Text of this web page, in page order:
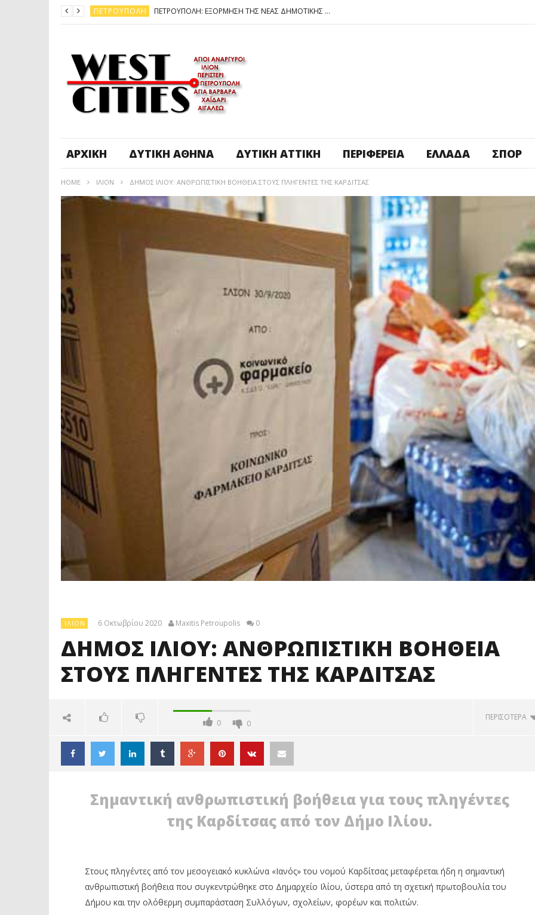
ΠΕΤΡΟΎΠΟΛΗ ΠΕΤΡΟΥΠΟΛΗ: ΕΞΟΡΜΗΣΗ ΤΗΣ ΝΕΑΣ ΔΗΜΟΤΙΚΗΣ ΑΡΧΗΣ ΣΤΑ ΣΧΟΛΕΙΑ
ΠΕΤΡΟΎΠΟΛΗ
ΠΕΤΡΟΎΠΟΛΗ
ΔΥΤΙΚΉ ΑΤΤΙΚΉ ΚΑΙΡΟΣ: ΕΡΧΟΝΤΑΙ ΧΙΟΝΙΑ
ΠΕΤΡΟΎΠΟΛΗ
ΑΡΧΙΚΉ ΔΥΤΙΚΉ ΑΘΉΝΑ ΔΥΤΙΚΉ ΑΤΤΙΚΉ ΠΕΡΙΦΈΡΕΙΑ ΕΛΛΆΔΑ ΣΠΟΡ
HOME ΊΛΙΟΝ ΔΗΜΟΣ ΙΛΙΟΥ: ΑΝΘΡΩΠΙΣΤΙΚΗ ΒΟΗΘΕΙΑ ΣΤΟΥΣ ΠΛΗΓΕΝΤΕΣ ΤΗΣ ΚΑΡΔΙΤΣΑΣ
ΊΛΙΟΝ 6 Οκτωβρίου 2020 Maxitis Petroupolis 0
ΔΗΜΟΣ ΙΛΙΟΥ: ΑΝΘΡΩΠΙΣΤΙΚΗ ΒΟΗΘΕΙΑ
ΣΤΟΥΣ ΠΛΗΓΕΝΤΕΣ ΤΗΣ ΚΑΡΔΙΤΣΑΣ
0 0
ΠΕΡΙΣΟΤΕΡΑ
ΔΙΑΒΑΖΕΤΕ ΤΩΡΑ
ΔΗΜΟΣ ΙΛΙΟΥ: ΑΝΘΡΩΠΙΣΤΙΚΗ
ΙΛΙΟΝ: Η ΝΕΑΝΙΚΗ
ΙΛΙΟΝ: ΕΠΙΒΑΙΝΟΝΤΕΣ ΣΕ ΛΕΥΚΟ
Σημαντική ανθρωπιστική βοήθεια για τους πληγέντες
της Καρδίτσας από τον Δήμο Ιλίου.
Στους πληγέντες από τον μεσογειακό κυκλώνα «Ιανός» του νομού Καρδίτσας μεταφέρεται ήδη η σημαντική
ανθρωπιστική βοήθεια που συγκεντρώθηκε στο Δημαρχείο Ιλίου, ύστερα από τη σχετική πρωτοβουλία του
Δήμου και την ολόθερμη συμπαράσταση Συλλόγων, σχολείων, φορέων και πολιτών.